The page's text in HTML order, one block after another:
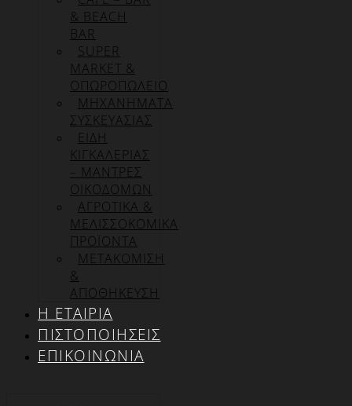
& BEACH
BAR
SUPER
MARKET &
ΟΠΩΡΟΠΩΛΕΙΟ
ΜΗΧΑΝΗΜΑΤΑ
ΣΥΣΚΕΥΑΣΙΑΣ
ΕΙΔΗ
ΚΙΓΚΑΛΕΡΙΑΣ
– ΜΑΝΤΡΕΣ
ΟΙΚΟΔΟΜΩΝ
ΑΓΡΟΤΙΚΑ &
ΜΕΛΙΣΣΟΚΟΜΙΚΑ
ΠΡΟΪΟΝΤΑ
ΜΕΤΑΚΟΜΙΣΗ
&
ΑΠΟΘΗΚΕΥΣΗ
Η ΕΤΑΙΡΊΑ
ΠΙΣΤΟΠΟΙΉΣΕΙΣ
ΕΠΙΚΟΙΝΩΝΊΑ